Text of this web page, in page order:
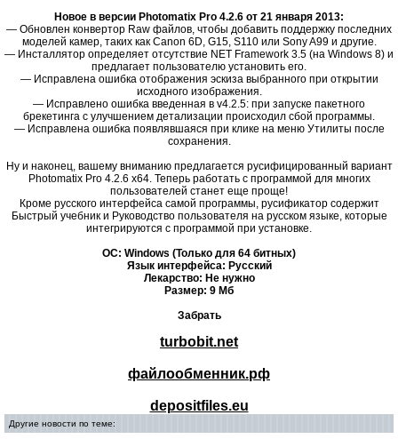
Новое в версии Photomatix Pro 4.2.6 от 21 января 2013:
— Обновлен конвертор Raw файлов, чтобы добавить поддержку последних
моделей камер, таких как Canon 6D, G15, S110 или Sony A99 и другие.
— Инсталлятор определяет отсутствие NET Framework 3.5 (на Windows 8) и
предлагает пользователю установить его.
— Исправлена ошибка отображения эскиза выбранного при открытии
исходного изображения.
— Исправлено ошибка введенная в v4.2.5: при запуске пакетного
брекетинга с улучшением детализации происходил сбой программы.
— Исправлена ошибка появлявшаяся при клике на меню Утилиты после
сохранения.
Ну и наконец, вашему вниманию предлагается русифицированный вариант
Photomatix Pro 4.2.6 x64. Теперь работать с программой для многих
пользователей станет еще проще!
Кроме русского интерфейса самой программы, русификатор содержит
Быстрый учебник и Руководство пользователя на русском языке, которые
интегрируются с программой при установке.
ОС: Windows (Только для 64 битных)
Язык интерфейса: Русский
Лекарство: Не нужно
Размер: 9 Мб
Забрать
turbobit.net
файлообменник.рф
depositfiles.eu
Другие новости по теме: